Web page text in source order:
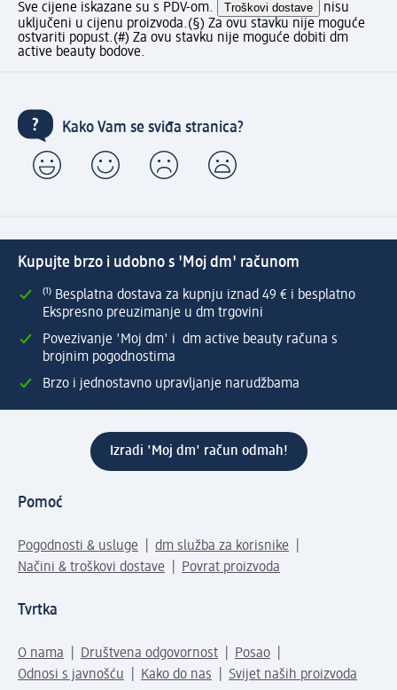
Sve cijene iskazane su s PDV-om. Troškovi dostave
nisu
uključeni u cijenu proizvoda.(§) Za ovu stavku nije moguće
ostvariti popust.(#) Za ovu stavku nije moguće dobiti dm
active beauty bodove.
Kako Vam se sviđa stranica?
Kupujte brzo i udobno s 'Moj dm' računom
⁽¹⁾ Besplatna dostava za kupnju iznad 49 € i besplatno
Ekspresno preuzimanje u dm trgovini
Povezivanje 'Moj dm' i dm active beauty računa s
brojnim pogodnostima
Brzo i jednostavno upravljanje narudžbama
Izradi 'Moj dm' račun odmah!
Pomoć
Pogodnosti & usluge
dm služba za korisnike
Načini & troškovi dostave
Povrat proizvoda
Tvrtka
O nama Društvena odgovornost
Posao
Odnosi s javnošću
Kako do nas Svijet naših proizvoda